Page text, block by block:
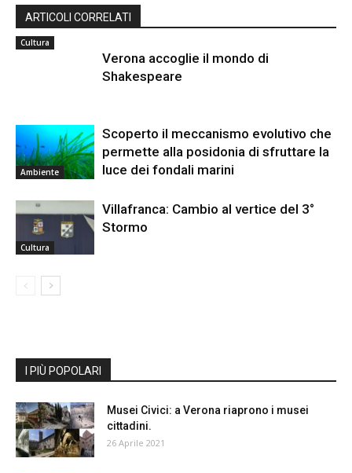
ARTICOLI CORRELATI
Cultura
Verona accoglie il mondo di
Shakespeare
Ambiente
Scoperto il meccanismo evolutivo che
permette alla posidonia di sfruttare la
luce dei fondali marini
Cultura
Villafranca: Cambio al vertice del 3°
Stormo
I PIÙ POPOLARI
Musei Civici: a Verona riaprono i musei
cittadini.
26 Aprile 2021